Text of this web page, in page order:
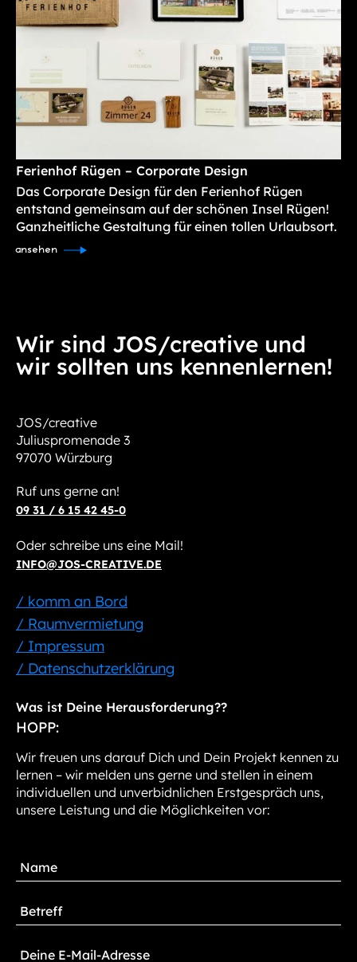
Ferienhof Rügen – Corporate Design
Das Corporate Design für den Ferienhof Rügen
entstand gemeinsam auf der schönen Insel Rügen!
Ganzheitliche Gestaltung für einen tollen Urlaubsort.
ansehen
Wir sind JOS/creative und
wir sollten uns kennenlernen!
JOS/creative
Juliuspromenade 3
97070 Würzburg
Ruf uns gerne an!
09 31 / 6 15 42 45-0
Oder schreibe uns eine Mail!
INFO@JOS-CREATIVE.DE
/ komm an Bord
/ Raumvermietung
/ Impressum
/ Datenschutzerklärung
Was ist Deine Herausforderung??
HOPP:
Wir freuen uns darauf Dich und Dein Projekt kennen zu
lernen – wir melden uns gerne und stellen in einem
individuellen und unverbidnlichen Erstgespräch uns,
unsere Leistung und die Möglichkeiten vor: